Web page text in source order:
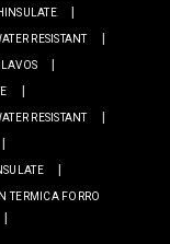
RESISTANT
RESISTANT
TERMICA FORRO